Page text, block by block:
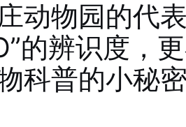
动物园的代
的辨识度，
科普的小秘